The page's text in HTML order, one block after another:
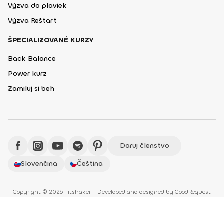
Výzva do plaviek
Výzva Reštart
ŠPECIALIZOVANÉ KURZY
Back Balance
Power kurz
Zamiluj si beh
Daruj členstvo
Slovenčina
Čeština
Copyright © 2026 Fitshaker - Developed and designed by GoodRequest